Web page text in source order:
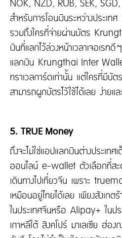
NOK, NZD, RUB, SEK,
สำหรับการโอนเงินระหว่างประเ
รวมถึงใครที่จ่ายผ่านบัตร
เงินที่แลกไว้ล่วงหน้าเวลาเจอเรท
แลกเงิน Krungthai Inter
ทราเวลการ์ดเท่านั้น แต่ใครที่มีบั
สามารถผูกบัตรไว้ใช้ได้เลย ง่าย
5. TRUE Money
ถึงจะไม่ใช่แอปแลกเงินต่างประเท
ออนไลน์ e-wallet ตัวเลือกที่สะ
เดินทางไปเที่ยวจีน เพราะ
เหมือนอยู่ไทยได้เลย เพียงสังเ
ในประเทศจีนหรือ Alipay+ ใน
เกาหลีใต้ สิงคโปร์ มาเลเซีย ฮ่อง